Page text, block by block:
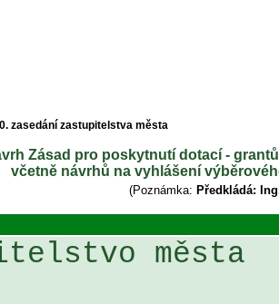
zasedání zastupitelstva města
Zásad pro poskytnutí dotací -
včetně návrhů na vyhlášení
(Poznámka: Předkládá:
města